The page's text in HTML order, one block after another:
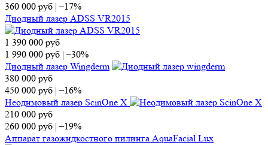
360 000 руб |–17%
Диодный лазер ADSS VR2015
1 390 000 руб
1 990 000 руб |–30%
Диодный лазер Wingderm
380 000 руб
450 000 руб |–16%
Неодимовый лазер ScinOne X
210 000 руб
260 000 руб |–19%
Аппарат газожидкостного пилинга AquaFacial Lux